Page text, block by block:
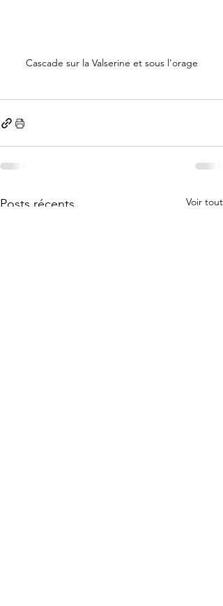
Cascade sur la Valserine et sous l'orage
Posts récents Voir tout